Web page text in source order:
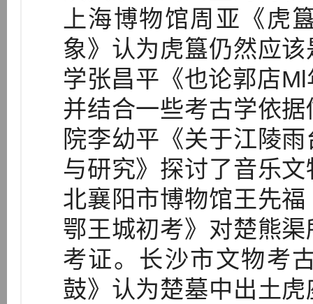
上海博物馆周亚《虎
象》认为虎簋仍然应
学张昌平《也论郭店
并结合一些考古学依
院李幼平《关于江陵
与研究》探讨了音乐
北襄阳市博物馆王先
鄂王城初考》对楚熊
考证。长沙市文物考
鼓》认为楚墓中出土